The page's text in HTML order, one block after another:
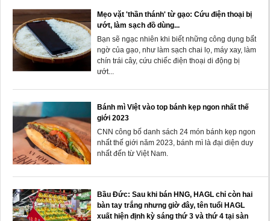
Mẹo vặt 'thần thánh' từ gạo: Cứu điện thoại bị
ướt, làm sạch đồ dùng...
Bạn sẽ ngạc nhiên khi biết những công dụng bất
ngờ của gạo, như làm sạch chai lọ, máy xay, làm
chín trái cây, cứu chiếc điện thoại di động bị
ướt...
Bánh mì Việt vào top bánh kẹp ngon nhất thế
giới 2023
CNN công bố danh sách 24 món bánh kẹp ngon
nhất thế giới năm 2023, bánh mì là đại diện duy
nhất đến từ Việt Nam.
Bầu Đức: Sau khi bán HNG, HAGL chỉ còn hai
bàn tay trắng nhưng giờ đây, tên tuổi HAGL
xuất hiện định kỳ sáng thứ 3 và thứ 4 tại sàn